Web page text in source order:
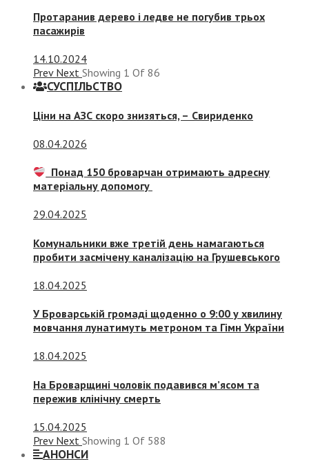
Протаранив дерево і ледве не погубив трьох
пасажирів
14.10.2024
Prev Next Showing 1 Of 86
СУСПIЛЬСТВО
Ціни на АЗС скоро знизяться, – Свириденко
08.04.2026
Понад 150 броварчан отримають адресну
матеріальну допомогу
29.04.2025
Комунальники вже третій день намагаються
пробити засмічену каналізацію на Грушевського
18.04.2025
У Броварській громаді щоденно о 9:00 у хвилину
мовчання лунатимуть метроном та Гімн України
18.04.2025
На Броварщині чоловік подавився м’ясом та
пережив клінічну смерть
15.04.2025
Prev Next Showing 1 Of 588
АНОНСИ